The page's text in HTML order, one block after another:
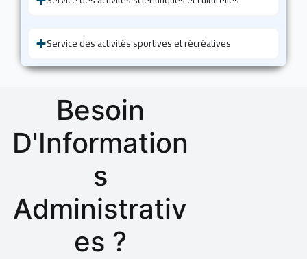
Service des activités sportives et récréatives
Besoin
D'Information
S
Administrativ
Es ?